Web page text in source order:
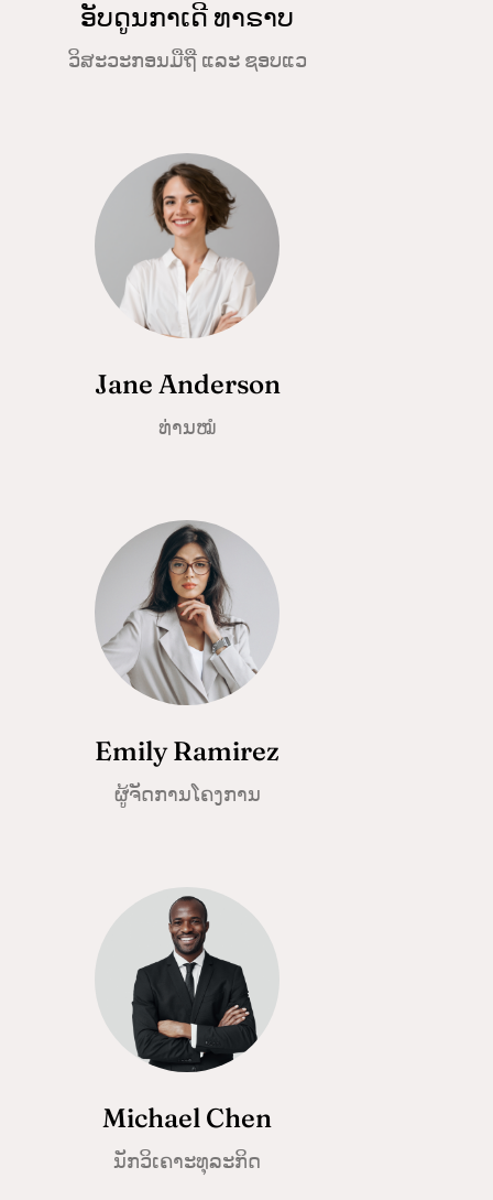
ອັບດູນກາເດີ ທາຣາບ
ວິສະວະກອນມືຖື ແລະ ຊອບແວ
Jane Anderson
ທ່ານໝໍ
Emily Ramirez
ຜູ້ຈັດການໂຄງການ
Michael Chen
ນັກວິເຄາະທຸລະກິດ